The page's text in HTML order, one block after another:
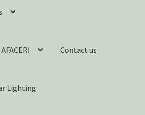
Contact us
Lighting